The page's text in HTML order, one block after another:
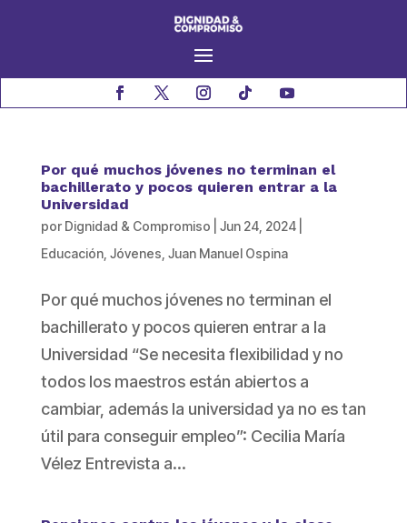
Por qué muchos jóvenes no terminan el
bachillerato y pocos quieren entrar a la
Universidad
por Dignidad & Compromiso Jun 24, 2024|
Educación, Jóvenes Juan Manuel Ospina
Por qué muchos jóvenes no terminan el
bachillerato y pocos quieren entrar a la
Universidad “Se necesita flexibilidad y no
todos los maestros están abiertos a
cambiar, además la universidad ya no es tan
útil para conseguir empleo”: Cecilia María
Vélez Entrevista a...